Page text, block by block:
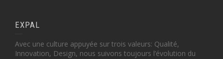
EXPAL
Avec une culture appuyée sur trois valeurs: Qualité,
Innovation, Design, nous suivons toujours l’évolution du